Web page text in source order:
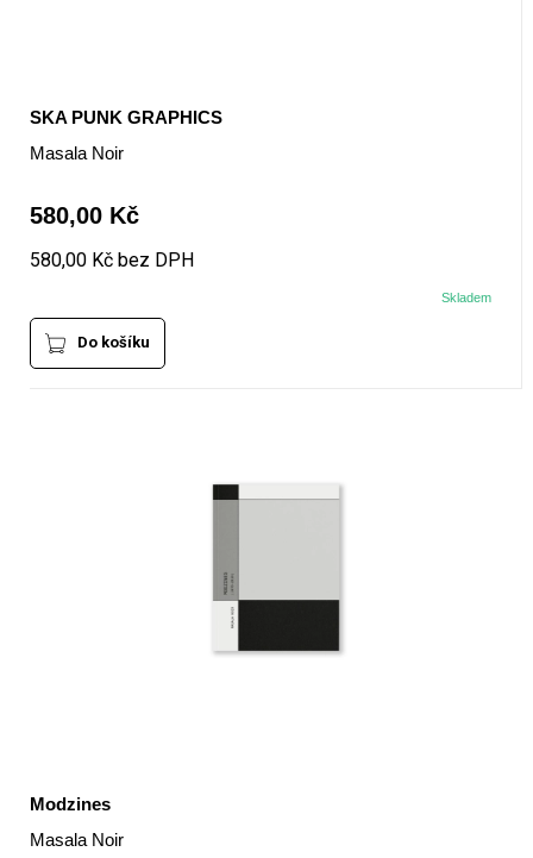
SKA PUNK GRAPHICS
Masala Noir
580,00 Kč
580,00 Kč bez DPH
Skladem
Do košíku
Modzines
Masala Noir